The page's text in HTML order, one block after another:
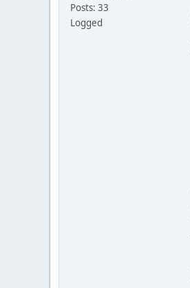
Posts: 33
Logged